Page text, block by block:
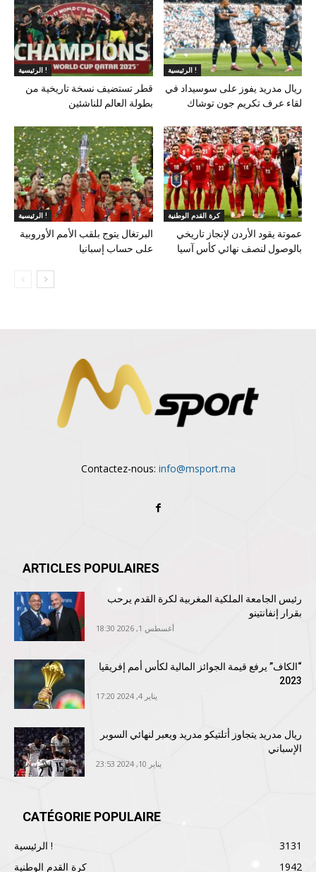
الرئيسية !
قطر تستضيف نسخة تاريخية من
بطولة العالم للناشئين
الرئيسية !
ريال مدريد يفوز على سوسيداد في
لقاء عرف تكريم جون توشاك
الرئيسية !
البرتغال يتوج بلقب الأمم الأوروبية
على حساب إسبانيا
كرة القدم الوطنية
عموتة يقود الأردن لإنجاز تاريخي
بالوصول لنصف نهائي كأس آسيا
Contactez-nous: info@msport.ma
ARTICLES POPULAIRES
رئيس الجامعة الملكية المغربية لكرة القدم يرحب
بقرار إنفانتينو
أغسطس 1, 2026 18:30
“الكاف” يرفع قيمة الجوائز المالية لكأس أمم إفريقيا
2023
يناير 4, 2024 17:20
ريال مدريد يتجاوز أتلتيكو مدريد ويعبر لنهائي السوبر
الإسباني
يناير 10, 2024 23:53
CATÉGORIE POPULAIRE
الرئيسية !
3131
كرة القدم الوطنية
1942